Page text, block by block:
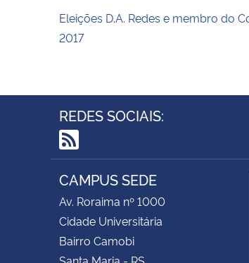
Eleições D.A. Redes e membro do
2017
REDES SOCIAIS:
RSS
CAMPUS SEDE
Av. Roraima nº 1000
Cidade Universitária
Bairro Camobi
Santa Maria - RS